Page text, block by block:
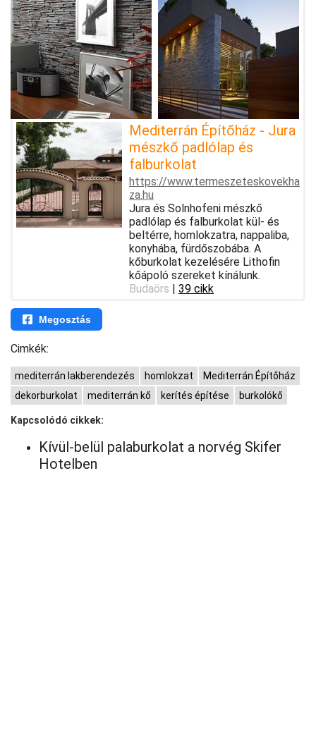
Mediterrán Építőház - Jura
mészkő padlólap és
falburkolat
https://www.termeszeteskovekha
za.hu
Jura és Solnhofeni mészkő
padlólap és falburkolat kül- és
beltérre, homlokzatra, nappaliba,
konyhába, fürdőszobába. A
kőburkolat kezelésére Lithofin
kőápoló szereket kínálunk.
Budaörs | 39 cikk
Megosztás
Cimkék:
mediterrán lakberendezés homlokzat
Mediterrán Építőház
dekorburkolat
mediterrán kő kerítés építése burkolókő
Kapcsolódó cikkek:
Kívül-belül palaburkolat a norvég Skifer
Hotelben